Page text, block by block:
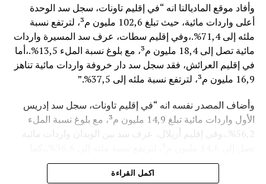
وأفاد موقع الماديالنا انه “في إقليم تاونات، سجل سد الوحدة
أعلى واردات مائية، حيث تبلغ 102,6 مليون م³، لترتفع نسبة
ملئه إلى 71,4%.،وفي إقليم سطات، عرف سد المسيرة واردات
مائية تصل إلى 18,4 مليون م³، مع بلوغ نسبة الملء 13,5%.،أما
في إقليم العرائش، فقد سجل سد دار خروفة واردات مائية تناهز
16,9 مليون م³، لترتفع نسبة ملئه إلى 37,5%.”
وأضاف المصدر نفسه انه “في إقليم تاونات، سجل سد إدريس
الأول واردات مائية تبلغ 14,9 مليون م³، مع بلوغ نسبة الملء
56,2%.،وفي إقليم أزيلال، عرف سد بين الويدان واردات مائية
اكمل القراءة